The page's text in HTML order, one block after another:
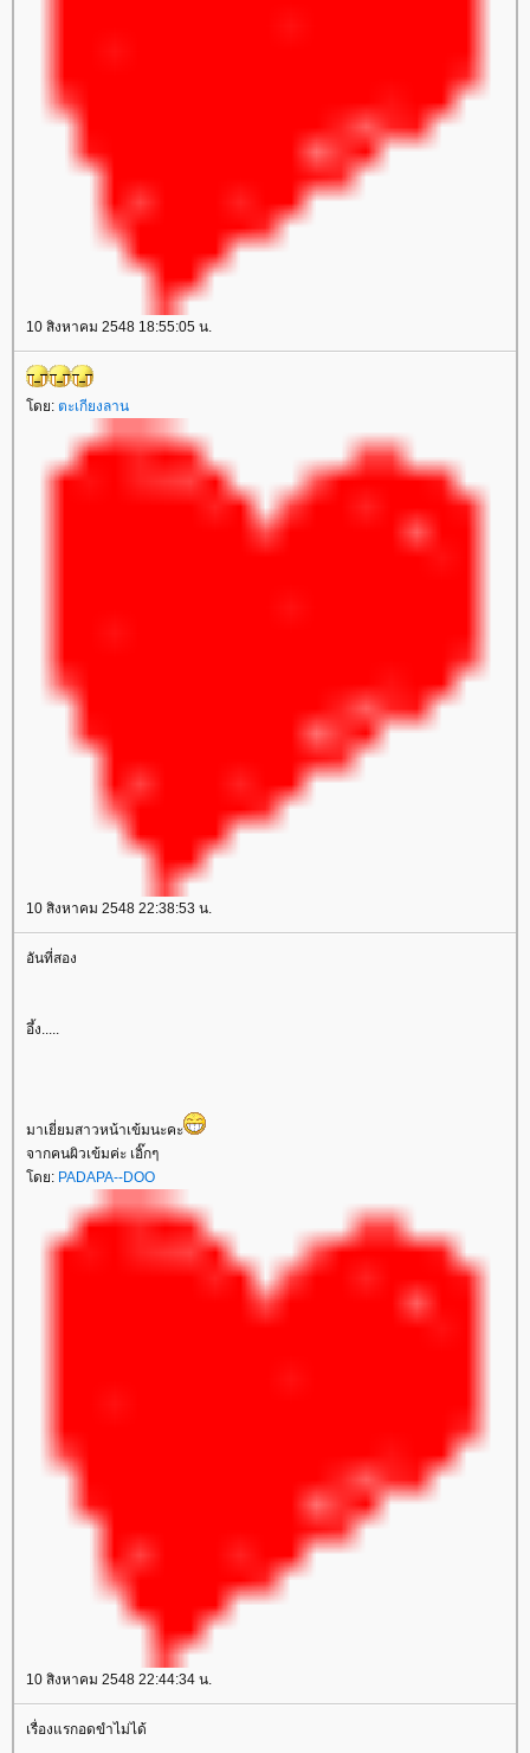
10 สิงหาคม 2548 18:55:05 น.
ดย: ตะเกียงลาน
10 สิงหาคม 2548 22:38:53 น.
อันที่สอง
อึ้ง.....
มาเยี่ยมสาวหน้าเข้มนะคะ
จากคนผิวเข้มค่ะ เอิ๊กๆ
ดย: PADAPA--DOO
10 สิงหาคม 2548 22:44:34 น.
เรื่องแรกอดขำไม่ได้